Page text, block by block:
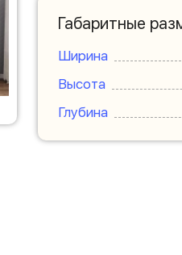
Габаритные
Ширина
Высота
Глубина